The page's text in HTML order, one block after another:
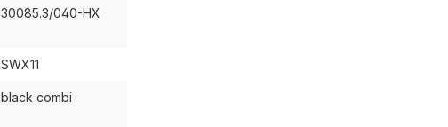
30085.3/040-HX
SWX11
black combi